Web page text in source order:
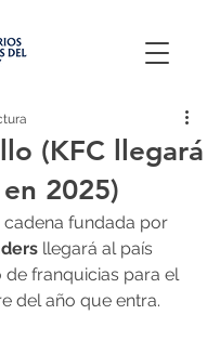
(KFC llegará
2025)
cadena fundada por
llegará al país
franquicias para el
del año que entra.